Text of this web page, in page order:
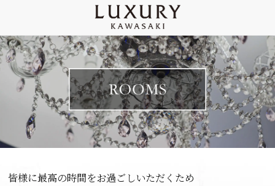
皆様に最高の時間をお過ごしいただくため